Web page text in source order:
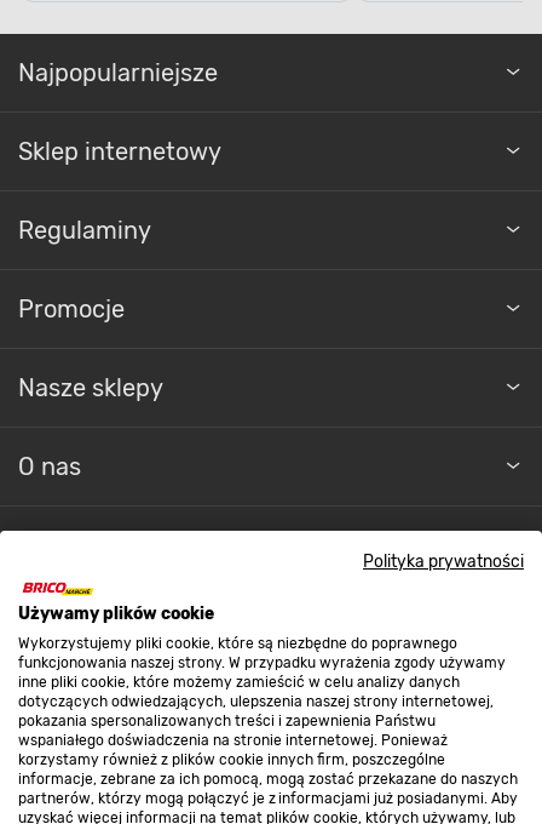
Polityka prywatności
Używamy plików cookie
Wykorzystujemy pliki cookie, które są niezbędne do poprawnego
funkcjonowania naszej strony. W przypadku wyrażenia zgody używamy
inne pliki cookie, które możemy zamieścić w celu analizy danych
dotyczących odwiedzających, ulepszenia naszej strony internetowej,
pokazania spersonalizowanych treści i zapewnienia Państwu
wspaniałego doświadczenia na stronie internetowej. Ponieważ
korzystamy również z plików cookie innych firm, poszczególne
informacje, zebrane za ich pomocą, mogą zostać przekazane do naszych
partnerów, którzy mogą połączyć je z informacjami już posiadanymi. Aby
uzyskać więcej informacji na temat plików cookie, których używamy, lub
Najpopularniejsze
Sklep internetowy
Regulaminy
Promocje
Nasze sklepy
O nas
Strefa biznesu
Dołącz do nas